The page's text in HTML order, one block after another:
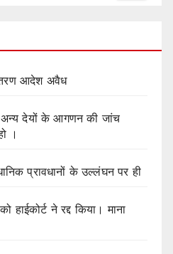
आदेश अवैध
अन्य देयों के आगणन की जांच
।
प्रावधानों के उल्लंघन पर ही
हाईकोर्ट ने रद्द किया। माना